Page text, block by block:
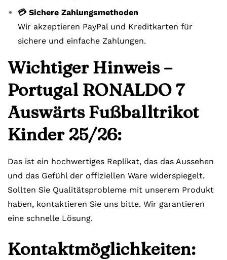
💳 Sichere Zahlungsmethoden
Wir akzeptieren PayPal und Kreditkarten für
sichere und einfache Zahlungen.
Wichtiger Hinweis –
Portugal RONALDO 7
Auswärts Fußballtrikot
Kinder 25/26:
Das ist ein hochwertiges Replikat, das das Aussehen
und das Gefühl der offiziellen Ware widerspiegelt.
Sollten Sie Qualitätsprobleme mit unserem Produkt
haben, kontaktieren Sie uns bitte. Wir garantieren
eine schnelle Lösung.
Kontaktmöglichkeiten: